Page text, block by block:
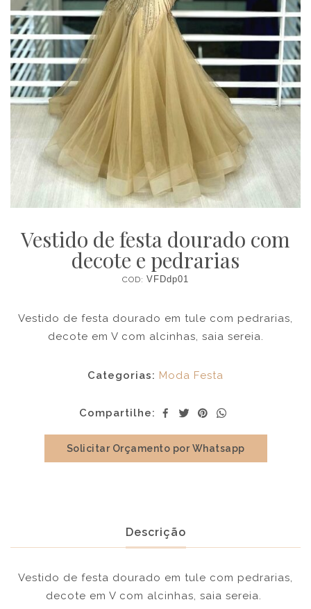
Vestido de festa dourado com
decote e pedrarias
COD: VFDdp01
Vestido de festa dourado em tule com pedrarias,
decote em V com alcinhas, saia sereia.
Categorias: Moda Festa
Compartilhe:
Solicitar Orçamento por Whatsapp
Descrição
Vestido de festa dourado em tule com pedrarias,
decote em V com alcinhas, saia sereia.